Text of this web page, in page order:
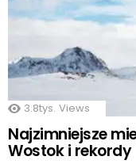
3.8tys. Views
Najzimniejsze
Wostok i rekordy